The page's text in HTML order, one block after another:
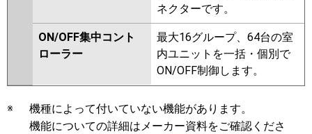
ネクターです。
ON/OFF集中コント
ローラー
最大16グループ、64台の室
内ユニットを一括・個別で
ON/OFF制御します。
※
機種によって付いていない機能があります。
機能についての詳細はメーカー資料をご確認くださ